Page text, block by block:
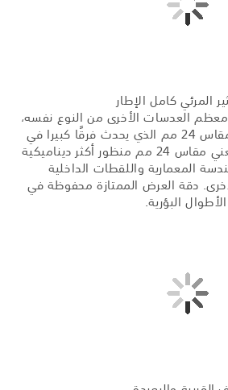
العدسات الأخرى من النوع نفسه،
بفضل الطرف المتسع بمقاس 24 مم الذي يحدث فرقًا كبيرا في
تنسيق الإطار الكامل. يعني مقاس 24 مم منظور أكثر ديناميكية
المعمارية واللقطات الداخلية
دقة العرض الممتازة محفوظة في
البؤرية.